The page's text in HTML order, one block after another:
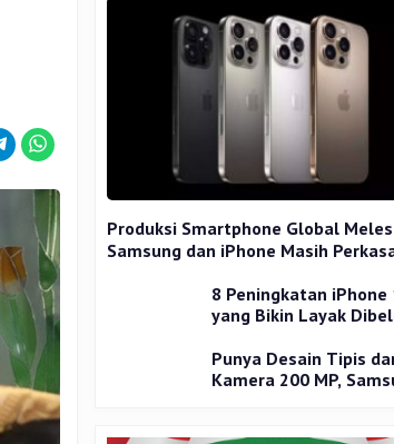
Produksi Smartphone Global
Samsung dan iPhone Masih
8 Peningkatan iPhone
yang Bikin Layak
Punya Desain Tipis
Kamera 200 MP,